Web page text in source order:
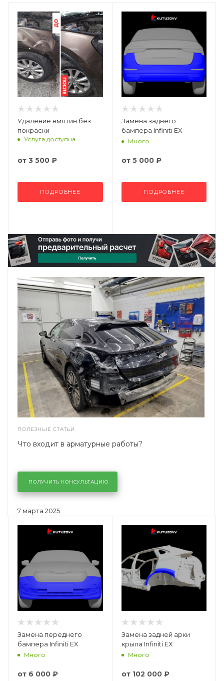
Удаление вмятин без
покраски
Услуга доступна
от 3 500 ₽
ПОДРОБНЕЕ
Замена заднего
бампера Infiniti EX
Много
от 5 000 ₽
ПОДРОБНЕЕ
ПОЛЕЗНЫЕ СТАТЬИ
7 марта 2025
Что входит в арматурные работы?
ПОЛУЧИТЬ КОНСУЛЬТАЦИЮ
Замена переднего
бампера Infiniti EX
Много
от 6 000 ₽
Замена задней арки
крыла Infiniti EX
Много
от 102 000 ₽